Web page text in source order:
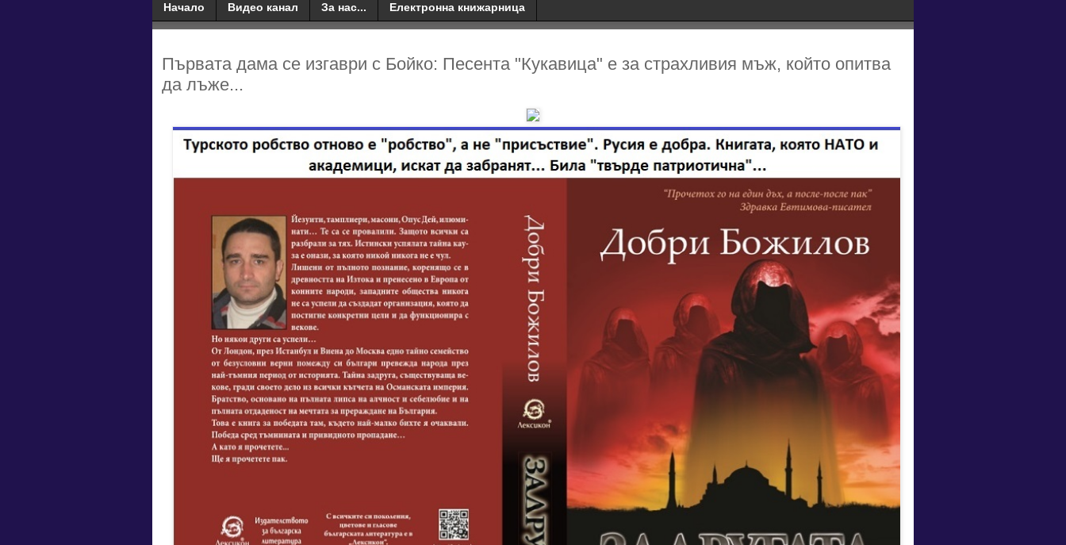
Начало Видео канал За нас... Електронна книжарница
Първата дама се изгаври с Бойко: Песента "Кукавица" е за страхливия мъж, който опитва
да лъже...